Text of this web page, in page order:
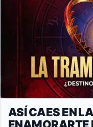
ASÍ CAES EN